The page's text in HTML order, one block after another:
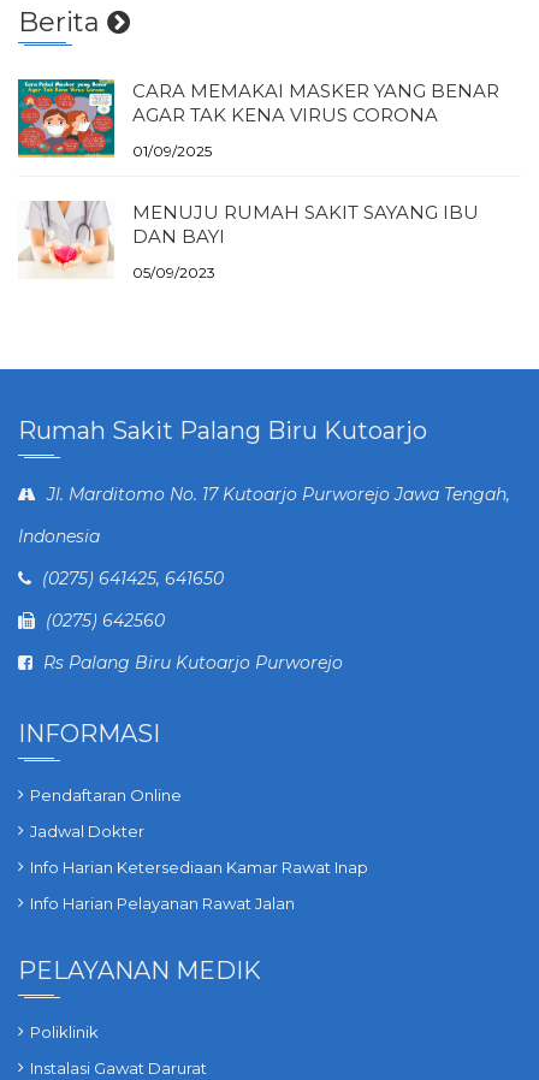
Berita
CARA MEMAKAI MASKER YANG BENAR
AGAR TAK KENA VIRUS CORONA
01/09/2025
MENUJU RUMAH SAKIT SAYANG IBU
DAN BAYI
05/09/2023
Rumah Sakit Palang Biru Kutoarjo
Jl. Marditomo No. 17 Kutoarjo Purworejo Jawa Tengah,
Indonesia
(0275) 641425, 641650
(0275) 642560
Rs Palang Biru Kutoarjo Purworejo
INFORMASI
Pendaftaran Online
Jadwal Dokter
Info Harian Ketersediaan Kamar Rawat Inap
Info Harian Pelayanan Rawat Jalan
PELAYANAN MEDIK
Poliklinik
Instalasi Gawat Darurat